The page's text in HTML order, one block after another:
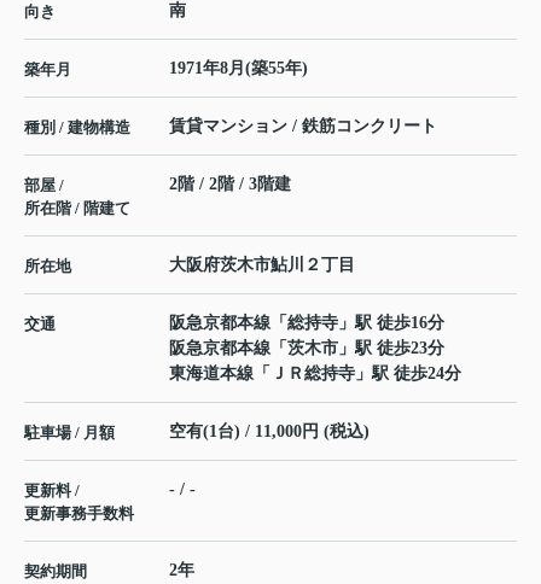
向き 南
築年月 1971年8月(築55年)
種別 / 建物構造 賃貸マンション / 鉄筋コンクリート
部屋 /
所在階 / 階建て
2階 / 2階 / 3階建
所在地 大阪府茨木市鮎川 ２丁目
交通 阪急京都本線 「 総持寺 」駅 徒歩16分
阪急京都本線 「 茨木市 」駅 徒歩23分
東海道本線 「 ＪＲ総持寺 」駅 徒歩24分
駐車場 / 月額 空有(1台) / 11,000円 (税込)
更新料 /
更新事務手数料
- / -
契約期間 2年